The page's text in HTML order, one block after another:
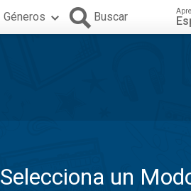
Géneros Buscar
Selecciona un